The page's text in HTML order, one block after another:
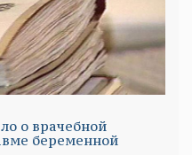
о врачебной
беременной